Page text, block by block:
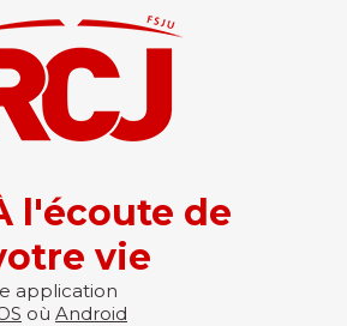
l'écoute de
vie
application
où Android